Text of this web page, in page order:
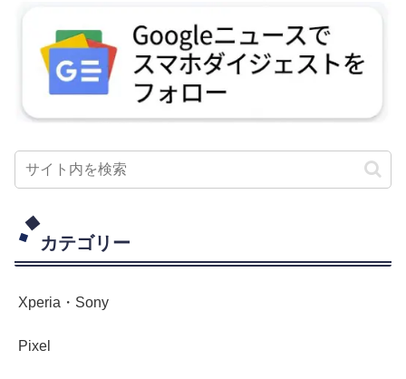
カテゴリー
Xperia・Sony
Pixel